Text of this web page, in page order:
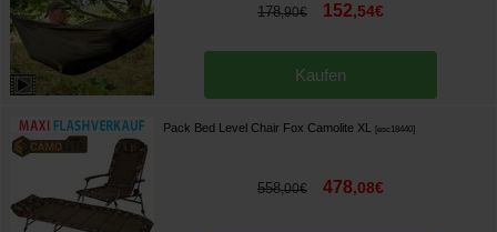
178,90€ 152,54€
Kaufen
Pack Bed Level Chair Fox Camolite XL [esc18440]
558,00€ 478,08€